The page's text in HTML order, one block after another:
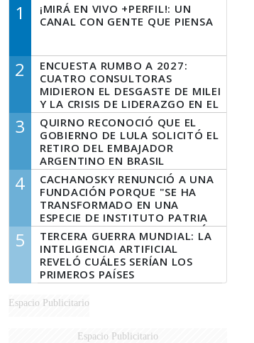
1
¡MIRÁ EN VIVO +PERFIL!: UN
CANAL CON GENTE QUE PIENSA
2
ENCUESTA RUMBO A 2027:
CUATRO CONSULTORAS
MIDIERON EL DESGASTE DE MILEI
Y LA CRISIS DE LIDERAZGO EN EL
PERONISMO
3
QUIRNO RECONOCIÓ QUE EL
GOBIERNO DE LULA SOLICITÓ EL
RETIRO DEL EMBAJADOR
ARGENTINO EN BRASIL
4
CACHANOSKY RENUNCIÓ A UNA
FUNDACIÓN PORQUE "SE HA
TRANSFORMADO EN UNA
ESPECIE DE INSTITUTO PATRIA
INCONDICIONAL DE LA GESTIÓN
DE MILEI"
5
TERCERA GUERRA MUNDIAL: LA
INTELIGENCIA ARTIFICIAL
REVELÓ CUÁLES SERÍAN LOS
PRIMEROS PAÍSES
LATINOAMERICANOS EN SER
DERROTADOS
Espacio Publicitario
Espacio Publicitario